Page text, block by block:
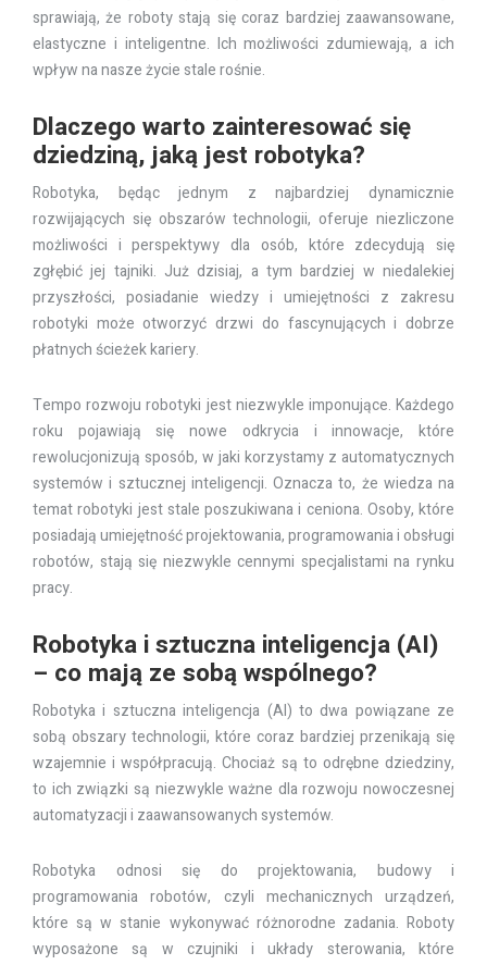
sprawiają, że roboty stają się coraz bardziej zaawansowane,
elastyczne i inteligentne. Ich możliwości zdumiewają, a ich
wpływ na nasze życie stale rośnie.
Dlaczego warto zainteresować się
dziedziną, jaką jest robotyka?
Robotyka, będąc jednym z najbardziej dynamicznie
rozwijających się obszarów technologii, oferuje niezliczone
możliwości i perspektywy dla osób, które zdecydują się
zgłębić jej tajniki. Już dzisiaj, a tym bardziej w niedalekiej
przyszłości, posiadanie wiedzy i umiejętności z zakresu
robotyki może otworzyć drzwi do fascynujących i dobrze
płatnych ścieżek kariery.
Tempo rozwoju robotyki jest niezwykle imponujące. Każdego
roku pojawiają się nowe odkrycia i innowacje, które
rewolucjonizują sposób, w jaki korzystamy z automatycznych
systemów i sztucznej inteligencji. Oznacza to, że wiedza na
temat robotyki jest stale poszukiwana i ceniona. Osoby, które
posiadają umiejętność projektowania, programowania i obsługi
robotów, stają się niezwykle cennymi specjalistami na rynku
pracy.
Robotyka i sztuczna inteligencja (AI)
– co mają ze sobą wspólnego?
Robotyka i sztuczna inteligencja (AI) to dwa powiązane ze
sobą obszary technologii, które coraz bardziej przenikają się
wzajemnie i współpracują. Chociaż są to odrębne dziedziny,
to ich związki są niezwykle ważne dla rozwoju nowoczesnej
automatyzacji i zaawansowanych systemów.
Robotyka odnosi się do projektowania, budowy i
programowania robotów, czyli mechanicznych urządzeń,
które są w stanie wykonywać różnorodne zadania. Roboty
wyposażone są w czujniki i układy sterowania, które